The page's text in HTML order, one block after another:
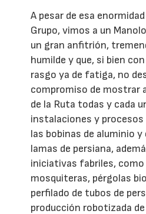
A pesar de esa
Grupo, vimos a un
un gran anfitrión,
humilde y que, si bien
rasgo ya de fatiga, no
compromiso de mostrar
de la Ruta todas y cada
instalaciones y
las bobinas de aluminio y
lamas de persiana,
iniciativas fabriles,
mosquiteras, pérgolas
perfilado de tubos de
producción robotizada